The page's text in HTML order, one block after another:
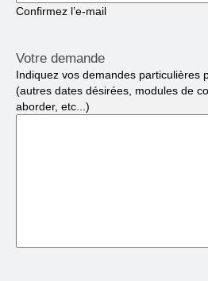
Confirmez l’e-mail
Votre demande
Indiquez vos demandes particulières
(autres dates désirées, modules de
aborder, etc...)